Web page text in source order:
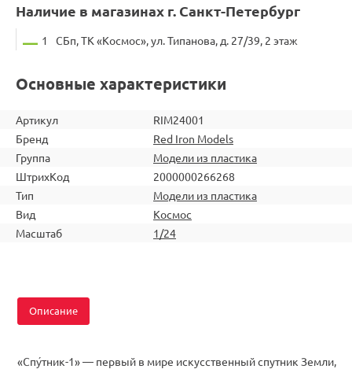
Наличие в магазинах г. Санкт-Петербург
1 СБп, ТК «Космос», ул. Типанова, д. 27/39, 2 этаж
Основные характеристики
Артикул
RIM24001
Бренд
Red Iron Models
Группа
Модели из пластика
ШтрихКод
2000000266268
Тип
Модели из пластика
Вид
Космос
Масштаб
1/24
Описание
«Спу́тник-1» — первый в мире искусственный спутник Земли,